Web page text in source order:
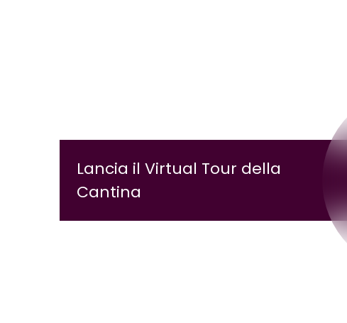
Lancia il Virtual Tour della
Cantina